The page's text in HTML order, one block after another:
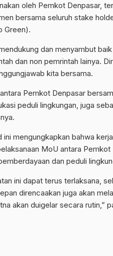
oleh Pemkot Denpasar,
bersama seluruh stake
Green).
dan menyambut
dan non pemrintah lainya.
kita bersama.
Pemkot Denpasar
peduli lingkungan, juga
mengungkapkan bahwa
MoU antara
dan peduli
ini dapat terus terlaksana,
direncaakan juga akan
akan duigelar secara rutin,”